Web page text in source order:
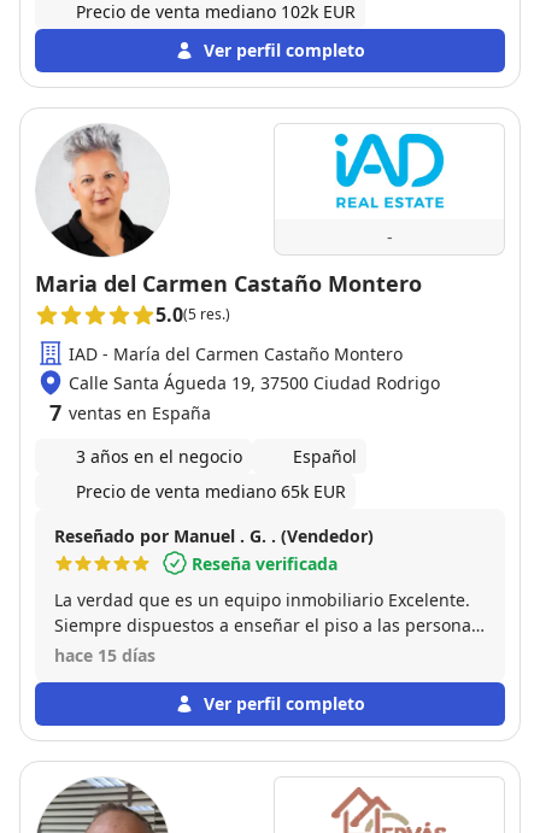
Precio de venta mediano 102k EUR
Ver perfil completo
-
Maria del Carmen Castaño Montero
5.0(5 res.)
IAD - María del Carmen Castaño Montero
Calle Santa Águeda 19, 37500 Ciudad Rodrigo
7 ventas en España
3 años en el negocio
Español
Precio de venta mediano 65k EUR
Reseñado por Manuel . G. . (Vendedor)
Reseña verificada
La verdad que es un equipo inmobiliario Excelente.
Siempre dispuestos a enseñar el piso a las personas
interesadas. Y se vendió super rápido. Les agradezco
hace 15 días
Ver perfil completo